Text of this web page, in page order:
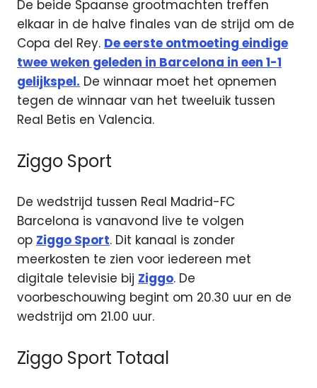
De beide Spaanse grootmachten treffen
elkaar in de halve finales van de strijd om de
Copa del Rey. De eerste ontmoeting eindige
twee weken geleden in Barcelona in een 1-1
gelijkspel. De winnaar moet het opnemen
tegen de winnaar van het tweeluik tussen
Real Betis en Valencia.
Ziggo Sport
De wedstrijd tussen Real Madrid-FC
Barcelona is vanavond live te volgen
op Ziggo Sport. Dit kanaal is zonder
meerkosten te zien voor iedereen met
digitale televisie bij Ziggo. De
voorbeschouwing begint om 20.30 uur en de
wedstrijd om 21.00 uur.
Ziggo Sport Totaal